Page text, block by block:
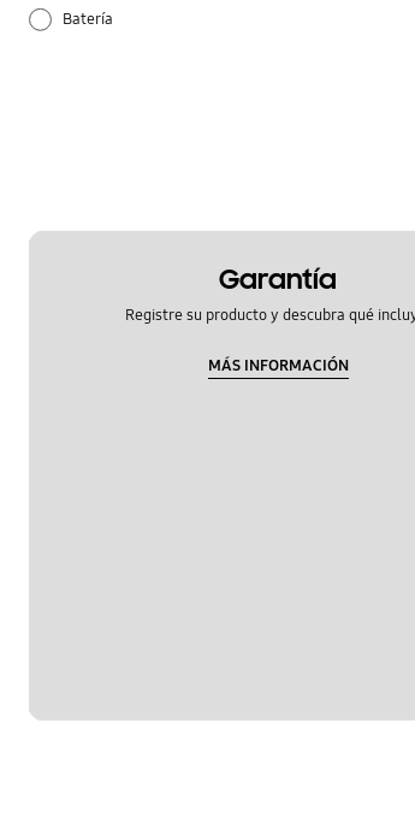
Batería
Redes Móviles
Garantía
Registre su producto y descubra qué
MÁS INFORMACIÓN